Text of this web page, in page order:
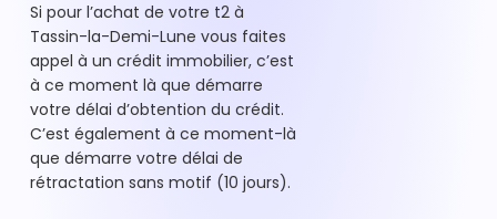
Si pour l’achat de votre t2 à
Tassin-la-Demi-Lune vous faites
appel à un crédit immobilier, c’est
à ce moment là que démarre
votre délai d’obtention du crédit.
C’est également à ce moment-là
que démarre votre délai de
rétractation sans motif (10 jours).